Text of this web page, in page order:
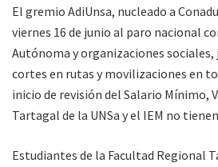
El gremio AdiUnsa, nucleado a
viernes 16 de junio al paro nacional
Autónoma y organizaciones
cortes en rutas y movilizaciones en
inicio de revisión del Salario Mínimo,
Tartagal de la UNSa y el IEM no
Estudiantes de la Facultad Regional